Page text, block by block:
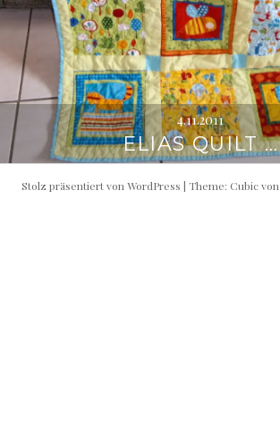
4.11.2011
ELIAS QUILT …
Stolz präsentiert von WordPress | Theme: Cubic von